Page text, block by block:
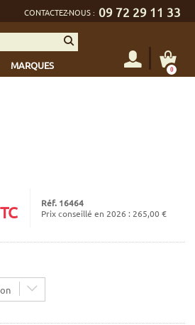
CONTACTEZ-NOUS : 09 72 29 11 33
MARQUES 0
Réf. 16464
Prix conseillé en 2026 : 265,00 €